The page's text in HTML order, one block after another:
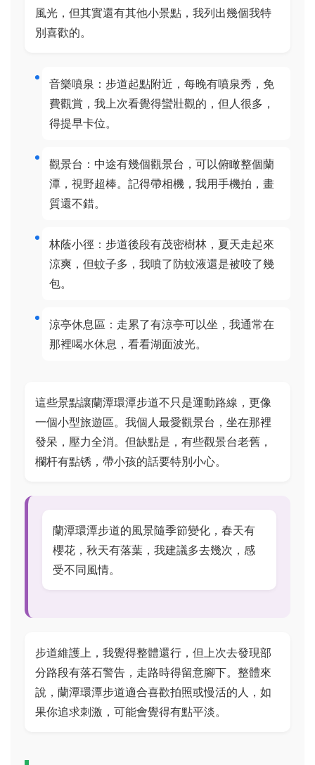
風光，但其實還有其他小景點，我列出幾個我特
別喜歡的。
音樂噴泉：步道起點附近，每晚有噴泉秀，免
費觀賞，我上次看覺得蠻壯觀的，但人很多，
得提早卡位。
觀景台：中途有幾個觀景台，可以俯瞰整個蘭
潭，視野超棒。記得帶相機，我用手機拍，畫
質還不錯。
林蔭小徑：步道後段有茂密樹林，夏天走起來
涼爽，但蚊子多，我噴了防蚊液還是被咬了幾
包。
涼亭休息區：走累了有涼亭可以坐，我通常在
那裡喝水休息，看看湖面波光。
這些景點讓蘭潭環潭步道不只是運動路線，更像
一個小型旅遊區。我個人最愛觀景台，坐在那裡
發呆，壓力全消。但缺點是，有些觀景台老舊，
欄杆有點锈，帶小孩的話要特別小心。
蘭潭環潭步道的風景隨季節變化，春天有
櫻花，秋天有落葉，我建議多去幾次，感
受不同風情。
步道維護上，我覺得整體還行，但上次去發現部
分路段有落石警告，走路時得留意腳下。整體來
說，蘭潭環潭步道適合喜歡拍照或慢活的人，如
果你追求刺激，可能會覺得有點平淡。